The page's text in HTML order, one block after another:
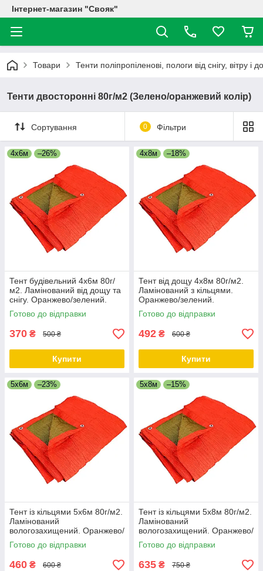
Інтернет-магазин "Свояк"
Товари Тенти поліпропіленові, пологи від снігу, вітру
Тенти двосторонні 80г/м2 (Зелено/оранжевий колір)
Сортування 0 Фільтри
4х6м –26%
Тент будівельний 4х6м 80г/
м2. Ламінований від дощу та
снігу. Оранжево/зелений.
Двосторонній.
Готово до відправки
370 ₴ 500 ₴
Купити
4х8м –18%
Тент від дощу 4х8м 80г/м2.
Ламінований з кільцями.
Оранжево/зелений.
Двосторонній.
Готово до відправки
492 ₴ 600 ₴
Купити
5х6м –23%
Тент із кільцями 5х6м 80г/м2.
Ламінований
вологозахищений. Оранжево/
зелений. Двосторонній.
Готово до відправки
460 ₴ 600 ₴
5х8м –15%
Тент із кільцями 5х8м 80г/м2.
Ламінований
вологозахищений. Оранжево/
зелений. Двосторонній.
Готово до відправки
635 ₴ 750 ₴